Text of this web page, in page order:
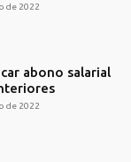
de 2022
abono salarial
de 2022